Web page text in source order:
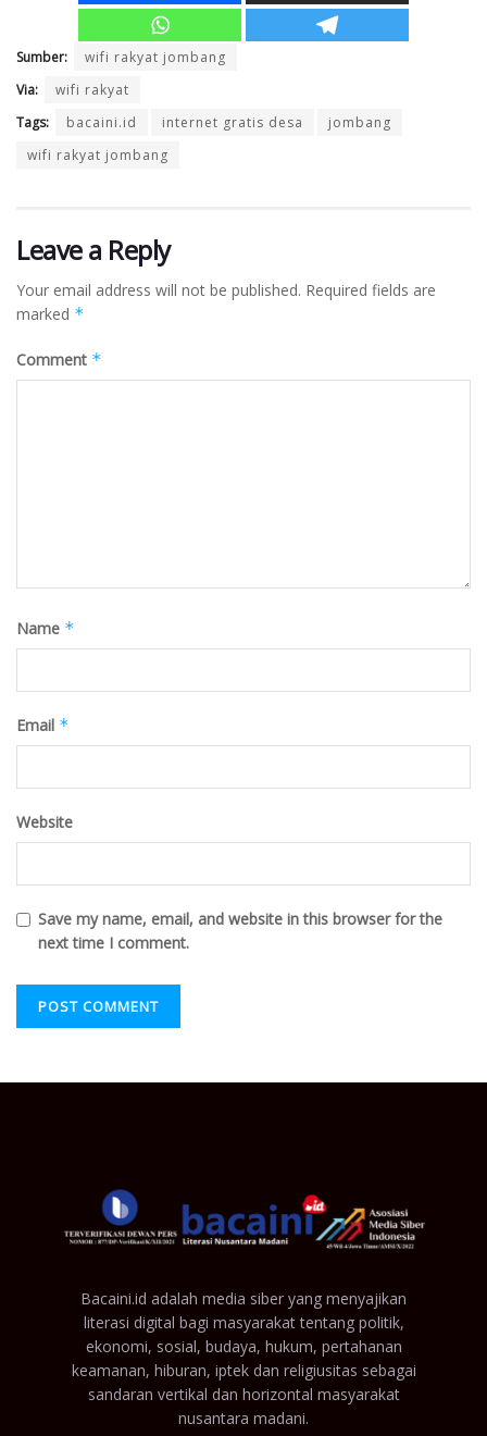
Sumber:
wifi rakyat jombang
Via:
wifi rakyat
Tags:
bacaini.id internet gratis desa
jombang
wifi rakyat jombang
Leave a Reply
Your email address will not be published. Required fields are
marked *
Comment *
Name *
Email *
Website
Save my name, email, and website in this browser for the
next time I comment.
Bacaini.id adalah media siber yang menyajikan
literasi digital bagi masyarakat tentang politik,
ekonomi, sosial, budaya, hukum, pertahanan
keamanan, hiburan, iptek dan religiusitas sebagai
sandaran vertikal dan horizontal masyarakat
nusantara madani.